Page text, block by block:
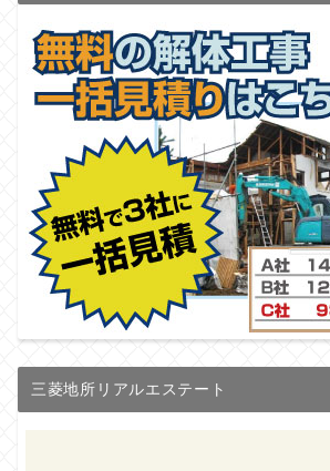
三菱地所リアルエステート